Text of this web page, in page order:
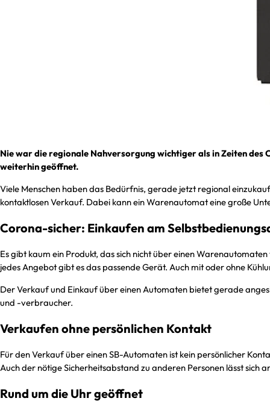
Nie war die regionale Nahversorgung wichtiger als in Zeiten
weiterhin geöffnet.
Viele Menschen haben das Bedürfnis, gerade jetzt regional
kontaktlosen Verkauf. Dabei kann ein Warenautomat eine große
Corona-sicher: Einkaufen am
Es gibt kaum ein Produkt, das sich nicht über einen
jedes Angebot gibt es das passende Gerät. Auch mit oder ohne
Der Verkauf und Einkauf über einen Automaten bietet gerade
und -verbraucher.
Verkaufen ohne persönlichen Kontakt
Für den Verkauf über einen SB-Automaten ist kein persönlicher
Auch der nötige Sicherheitsabstand zu anderen Personen lässt
Rund um die Uhr geöffnet